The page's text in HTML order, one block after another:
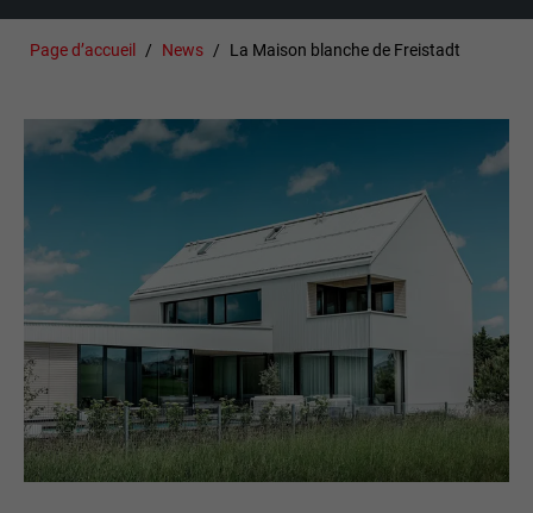
Page d’accueil News La Maison blanche de Freistadt